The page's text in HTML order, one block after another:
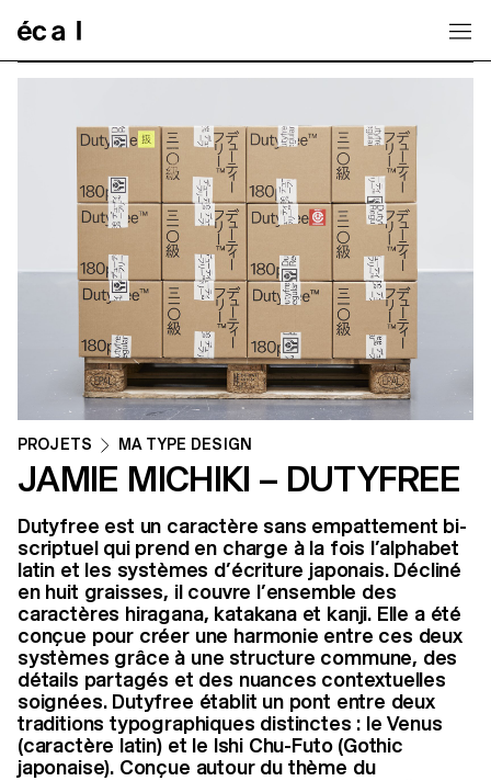
PROJETS MA TYPE DESIGN
JAMIE MICHIKI – DUTYFREE
Dutyfree est un caractère sans empattement bi-
scriptuel qui prend en charge à la fois l’alphabet
latin et les systèmes d’écriture japonais. Décliné
en huit graisses, il couvre l’ensemble des
caractères hiragana, katakana et kanji. Elle a été
conçue pour créer une harmonie entre ces deux
systèmes grâce à une structure commune, des
détails partagés et des nuances contextuelles
soignées. Dutyfree établit un pont entre deux
traditions typographiques distinctes : le Venus
(caractère latin) et le Ishi Chu-Futo (Gothic
japonaise). Conçue autour du thème du